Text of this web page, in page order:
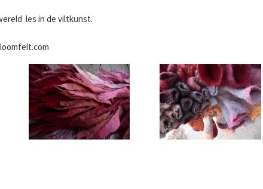
les in de viltkunst.